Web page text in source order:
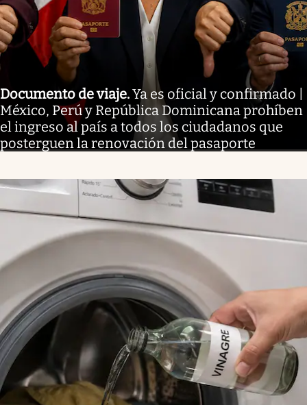
Documento de viaje.Ya es oficial y confirmado |
México, Perú y República Dominicana prohíben
el ingreso al país a todos los ciudadanos que
posterguen la renovación del pasaporte